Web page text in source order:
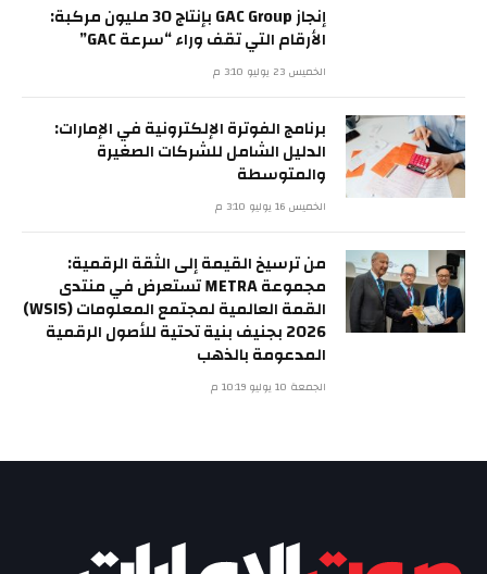
إنجاز GAC Group بإنتاج 30 مليون مركبة:
الأرقام التي تقف وراء “سرعة GAC”
الخميس 23 يوليو 3:10 م
برنامج الفوترة الإلكترونية في الإمارات:
الدليل الشامل للشركات الصغيرة
والمتوسطة
الخميس 16 يوليو 3:10 م
من ترسيخ القيمة إلى الثقة الرقمية:
مجموعة METRA تستعرض في منتدى
القمة العالمية لمجتمع المعلومات (WSIS)
2026 بجنيف بنية تحتية للأصول الرقمية
المدعومة بالذهب
الجمعة 10 يوليو 10:19 م